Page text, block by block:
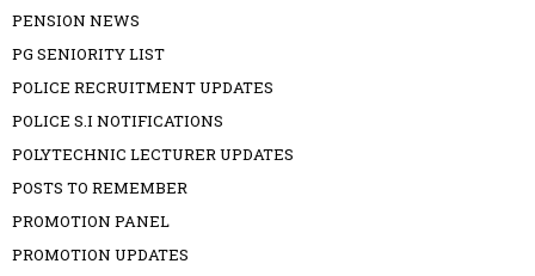
PENSION NEWS
PG SENIORITY LIST
POLICE RECRUITMENT UPDATES
POLICE S.I NOTIFICATIONS
POLYTECHNIC LECTURER UPDATES
POSTS TO REMEMBER
PROMOTION PANEL
PROMOTION UPDATES